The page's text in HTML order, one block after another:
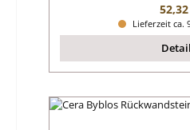
Lieferzeit ca.